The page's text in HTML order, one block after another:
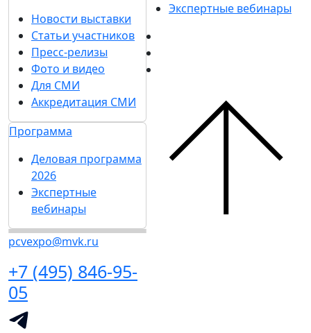
Новости выставки
Статьи участников
Пресс-релизы
Фото и видео
Для СМИ
Аккредитация СМИ
Программа
Деловая программа
2026
Экспертные
вебинары
pcvexpo@mvk.ru
+7 (495) 846-95-
05
Экспертные вебинары